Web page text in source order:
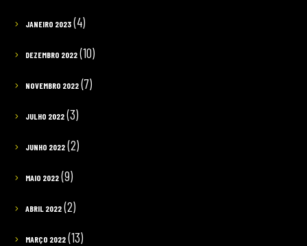
JANEIRO 2023(4)
DEZEMBRO 2022(10)
NOVEMBRO 2022(7)
JULHO 2022(3)
JUNHO 2022(2)
MAIO 2022(9)
ABRIL 2022(2)
MARÇO 2022(13)